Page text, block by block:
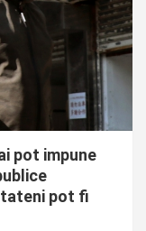
pot impune
pot fi